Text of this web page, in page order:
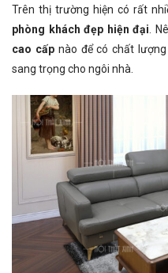
Trên thị trường hiện có rất
phòng khách đẹp hiện đại .
cao cấpnào để có chất
sang trọng cho ngôi nhà.